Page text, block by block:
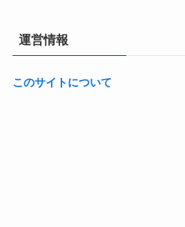
運営情報
このサイトについて